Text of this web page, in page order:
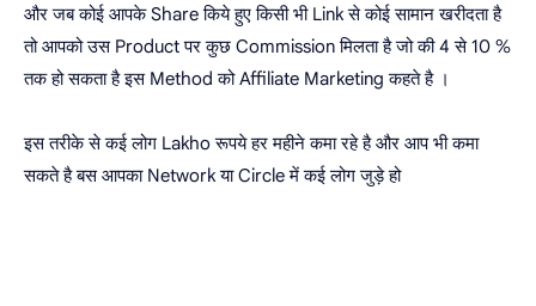
और जब कोई आपके Share किये हुए किसी भी Link से कोई सामान खरीदता है
तो आपको उस Product पर कुछ Commission मिलता है जो की 4 से 10 %
तक हो सकता है इस Method को Affiliate Marketing कहते है ।
इस तरीके से कई लोग Lakho रूपये हर महीने कमा रहे है और आप भी कमा
सकते है बस आपका Network या Circle में कई लोग जुड़े हो